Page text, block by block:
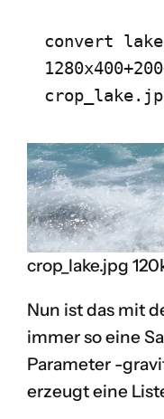
convert
crop_lake.jpg
Nun ist das mit
immer so eine
Parameter -
erzeugt eine